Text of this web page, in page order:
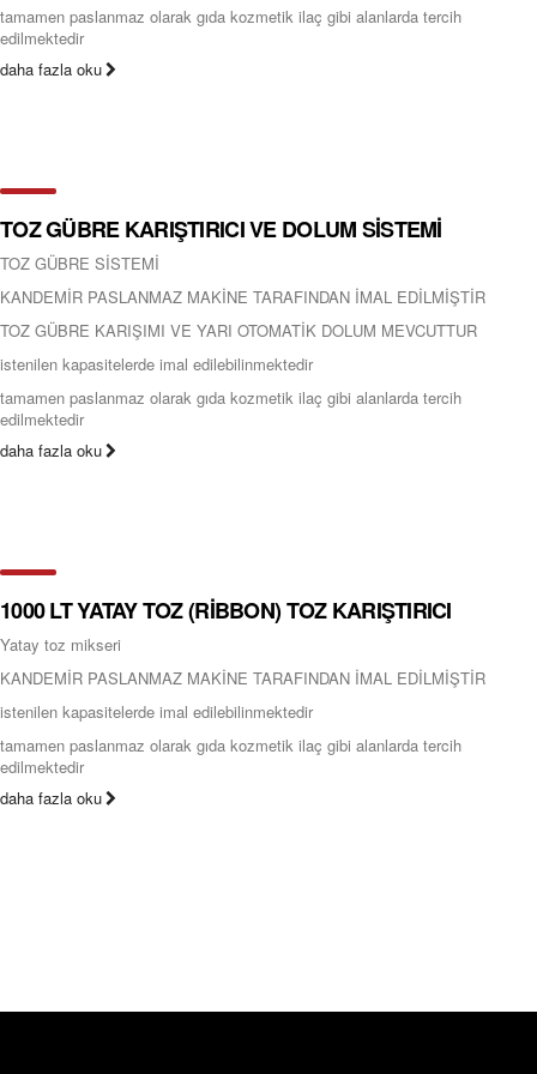
tamamen paslanmaz olarak gıda kozmetik ilaç gibi alanlarda tercih
edilmektedir
daha fazla oku
TOZ GÜBRE KARIŞTIRICI VE DOLUM SİSTEMİ
TOZ GÜBRE SİSTEMİ
KANDEMİR PASLANMAZ MAKİNE TARAFINDAN İMAL EDİLMİŞTİR
TOZ GÜBRE KARIŞIMI VE YARI OTOMATİK DOLUM MEVCUTTUR
istenilen kapasitelerde imal edilebilinmektedir
tamamen paslanmaz olarak gıda kozmetik ilaç gibi alanlarda tercih
edilmektedir
daha fazla oku
1000 LT YATAY TOZ (RİBBON) TOZ KARIŞTIRICI
Yatay toz mikseri
KANDEMİR PASLANMAZ MAKİNE TARAFINDAN İMAL EDİLMİŞTİR
istenilen kapasitelerde imal edilebilinmektedir
tamamen paslanmaz olarak gıda kozmetik ilaç gibi alanlarda tercih
edilmektedir
daha fazla oku